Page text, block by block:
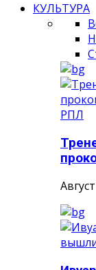
КУЛЬТУРА